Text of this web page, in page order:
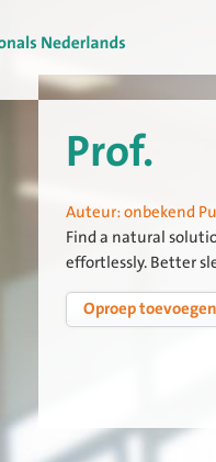
Prof.
Auteur:onbekend
Find a natural
effortlessly. Better
Oproep toevoegen